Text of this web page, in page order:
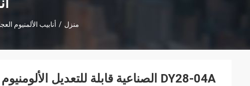
منزل / أنابيب الألمنيوم
DY28-04A الصناعية قابلة للتعديل الألومنيوم الأجهزة أنواع مختلفة من أنواع الأدوات